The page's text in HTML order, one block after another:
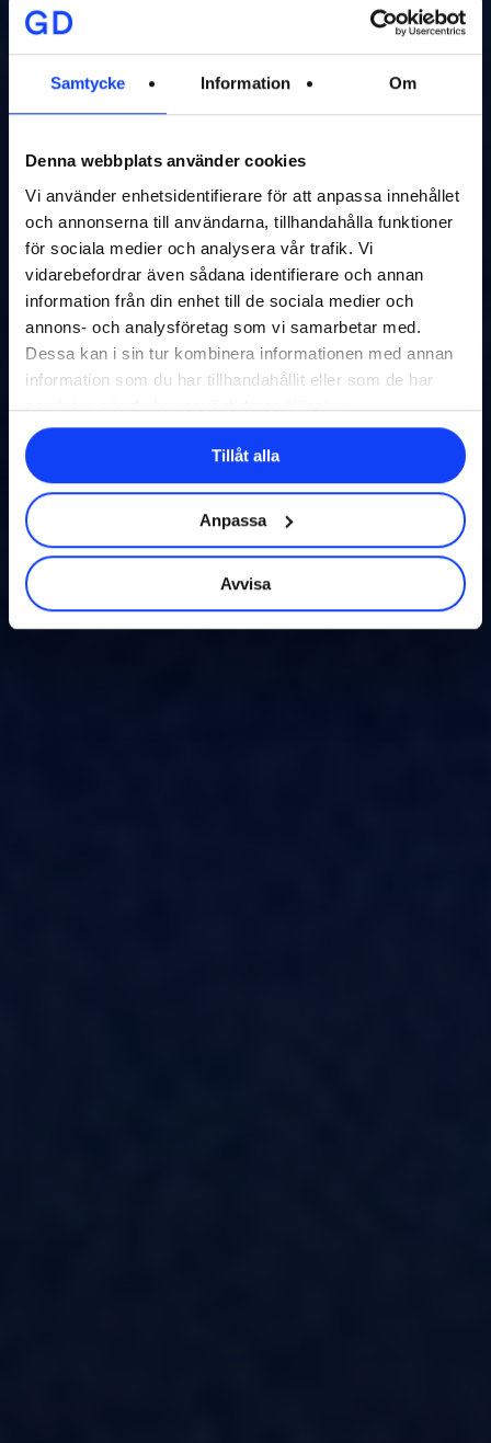
Samtycke Information Om
Denna webbplats använder cookies
Vi använder enhetsidentifierare för att anpassa innehållet
och annonserna till användarna, tillhandahålla funktioner
för sociala medier och analysera vår trafik. Vi
vidarebefordrar även sådana identifierare och annan
information från din enhet till de sociala medier och
annons- och analysföretag som vi samarbetar med.
Dessa kan i sin tur kombinera informationen med annan
information som du har tillhandahållit eller som de har
samlat in när du har använt deras tjänster.
Tillåt alla
Anpassa
Avvisa
Bästpåinnehållsom
driver
förändring